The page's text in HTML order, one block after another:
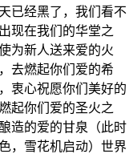
已经黑了，我们看不
现在我们的华堂之
为新人送来爱的火
去燃起你们爱的希
衷心祝愿你们美好的
起你们爱的圣火之
造的爱的甘泉（此时
，雪花机启动）世界